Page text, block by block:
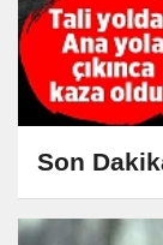
Son